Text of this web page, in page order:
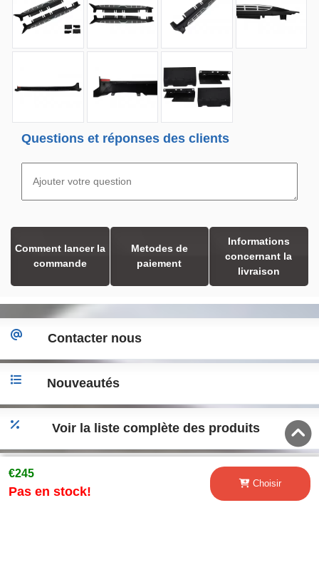
Questions et réponses des clients
Comment lancer la
commande
Metodes de
paiement
Informations
concernant la
livraison
€245
Pas en stock!
Choisir
Contacter nous
Nouveautés
Voir la liste complète des produits
Accéder a la version desktop